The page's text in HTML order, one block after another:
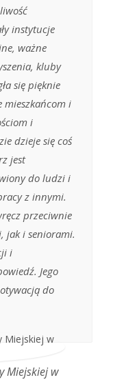
instytucje
ważne
kluby
się pięknie
mieszkańcom i
i
dzieje się coś
jest
do ludzi i
z innymi.
przeciwnie
jak i seniorami.
i
Jego
do
Miejskiej w